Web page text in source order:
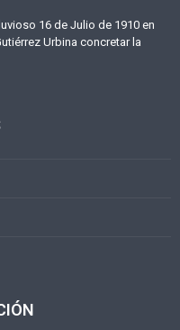
16 de Julio de 1910 en
Urbina concretar la